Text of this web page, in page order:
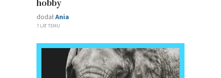
hobby
dodałAnia
7 LAT TEMU